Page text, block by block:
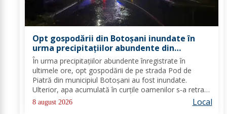
Opt gospodării din Botoșani inundate în
urma precipitațiilor abundente din
ultimele ore
În urma precipitațiilor abundente înregistrate în
ultimele ore, opt gospodării de pe strada Pod de
Piatră din municipiul Botoșani au fost inundate.
Ulterior, apa acumulată în curțile oamenilor s-a retras
pe carosabil. Pentru evacuarea apei, pompierii militari
din cadrul Detașamentului Botoșani au...
8 august 2026 Local